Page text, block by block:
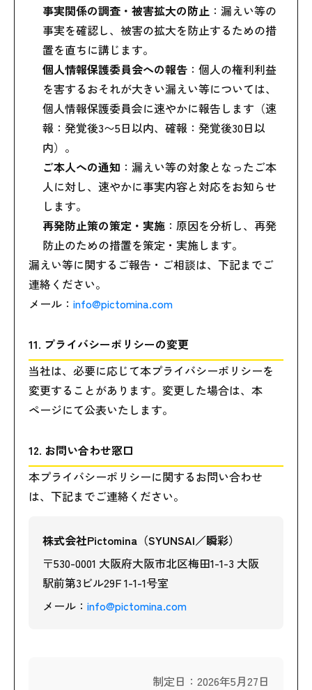
事実関係の調査・被害拡大の防止 ：漏えい等の
事実を確認し、被害の拡大を防止するための措
置を直ちに講じます。
個人情報保護委員会への報告 ：個人の権利利益
を害するおそれが大きい漏えい等については、
個人情報保護委員会に速やかに報告します（速
報：発覚後3〜5日以内、確報：発覚後30日以
内）。
ご本人への通知 ：漏えい等の対象となったご本
人に対し、速やかに事実内容と対応をお知らせ
します。
再発防止策の策定・実施 ：原因を分析し、再発
防止のための措置を策定・実施します。
漏えい等に関するご報告・ご相談は、下記までご
連絡ください。
メール： info@pictomina.com
11. プライバシーポリシーの変更
当社は、必要に応じて本プライバシーポリシーを
変更することがあります。変更した場合は、本
ページにて公表いたします。
12. お問い合わせ窓口
本プライバシーポリシーに関するお問い合わせ
は、下記までご連絡ください。
株式会社Pictomina（SYUNSAI／瞬彩）
〒530-0001 大阪府大阪市北区梅田1-1-3 大阪
駅前第3ビル29F 1-1-1号室
メール： info@pictomina.com
制定日：2026年5月27日